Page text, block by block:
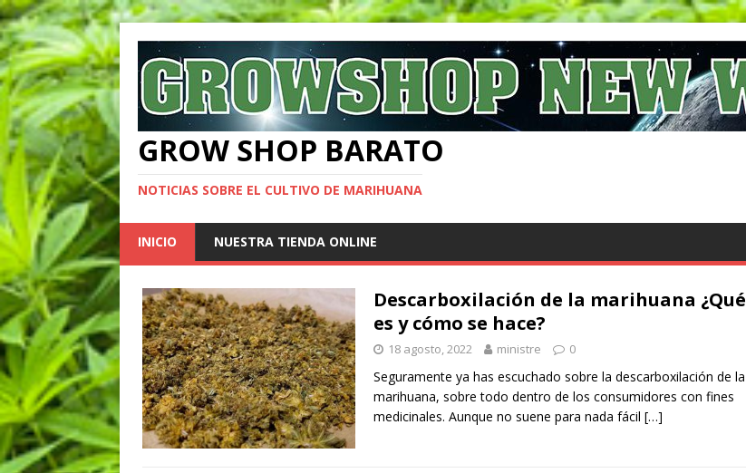
GROW SHOP BARATO
NOTICIAS SOBRE EL CULTIVO DE MARIHUANA
INICIO NUESTRA TIENDA ONLINE
Descarboxilación de la marihuana ¿Qué
es y cómo se hace?
18 agosto, 2022 ministre 0
Seguramente ya has escuchado sobre la descarboxilación de la
marihuana, sobre todo dentro de los consumidores con fines
medicinales. Aunque no suene para nada fácil […]